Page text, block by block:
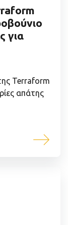
για
Terraform
απάτης